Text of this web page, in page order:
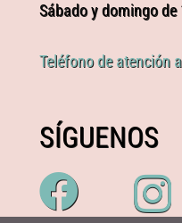
Sábado y domingo
Teléfono de atención
SÍGUENOS